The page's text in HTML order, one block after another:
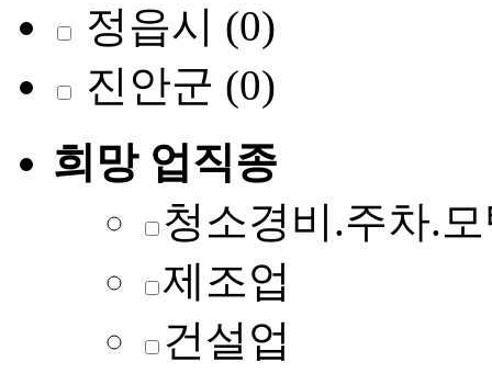
정읍시 (0)
진안군 (0)
희망 업직종
청소경비.주차.
제조업
건설업